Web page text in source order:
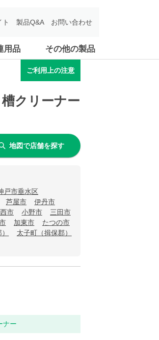
用品 その他の製品
ト 製品Q&A お問い合わせ
ご利用上の注意
クリーナー
地図で店舗を探す
戸市垂水区
芦屋市
伊丹市
市 小野市
三田市
加東市
たつの市
太子町（揖保郡）
ナー